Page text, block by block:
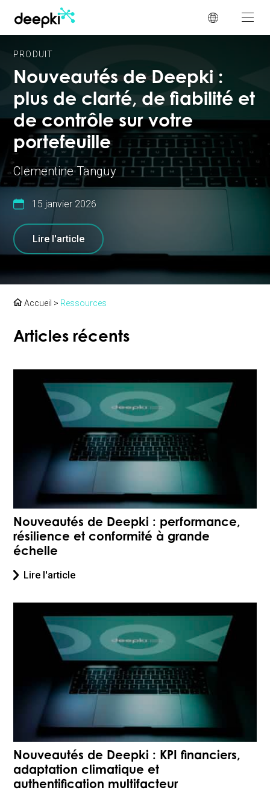
PRODUIT
Nouveautés de Deepki :
plus de clarté, de fiabilité et
de contrôle sur votre
portefeuille
Clementine Tanguy
15 janvier 2026
Lire l'article
Accueil > Ressources
Articles récents
Nouveautés de Deepki : performance,
résilience et conformité à grande
échelle
Lire l'article
Nouveautés de Deepki : KPI financiers,
adaptation climatique et
authentification multifacteur
Panneau de gestion des cookies